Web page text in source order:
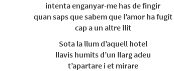
intenta enganyar-me has de fingir
quan saps que sabem que l’amor ha fugit
cap a un altre llit
Sota la llum d’aquell hotel
llavis humits d’un llarg adeu
t’apartare i et mirare